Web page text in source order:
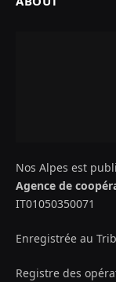
Nos Alpes est
Agence de
IT01050350071
Enregistrée au
Registre des